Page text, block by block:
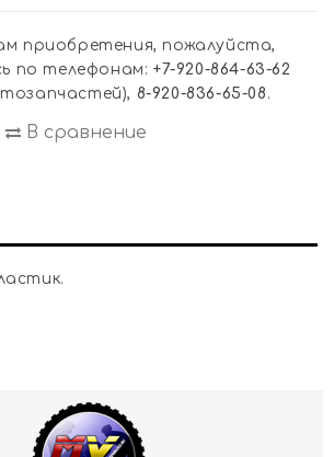
приобретения, пожалуйста,
по телефонам: +7-920-864-63-62
8-920-836-65-08 .
В сравнение